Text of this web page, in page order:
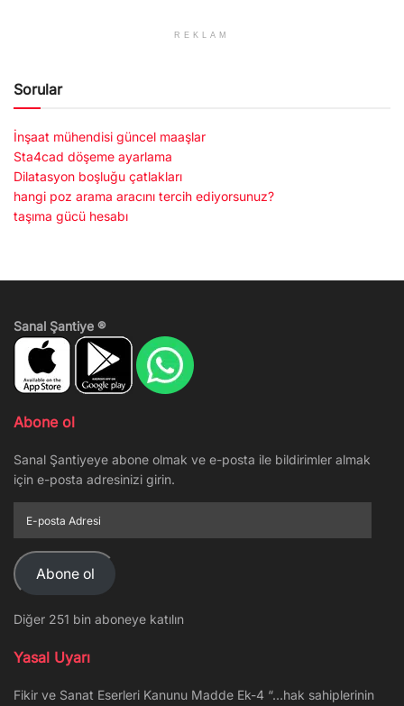
REKLAM
Sorular
İnşaat mühendisi güncel maaşlar
Sta4cad döşeme ayarlama
Dilatasyon boşluğu çatlakları
hangi poz arama aracını tercih ediyorsunuz?
taşıma gücü hesabı
Sanal Şantiye ®
Abone ol
Sanal Şantiyeye abone olmak ve e-posta ile bildirimler almak
için e-posta adresinizi girin.
posta
Adresi
Abone ol
Diğer 251 bin aboneye katılın
Yasal Uyarı
Fikir ve Sanat Eserleri Kanunu Madde Ek-4 “…hak sahiplerinin